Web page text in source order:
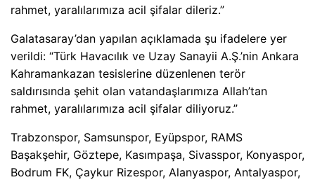
rahmet, yaralılarımıza acil şifalar dileriz.”
Galatasaray’dan yapılan açıklamada şu ifadelere yer
verildi: “Türk Havacılık ve Uzay Sanayii A.Ş.’nin Ankara
Kahramankazan tesislerine düzenlenen terör
saldırısında şehit olan vatandaşlarımıza Allah’tan
rahmet, yaralılarımıza acil şifalar diliyoruz.”
Trabzonspor, Samsunspor, Eyüpspor, RAMS
Başakşehir, Göztepe, Kasımpaşa, Sivasspor, Konyaspor,
Bodrum FK, Çaykur Rizespor, Alanyaspor, Antalyaspor,